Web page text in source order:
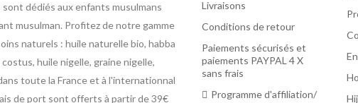
dédiés aux enfants musulmans
musulman. Profitez de notre gamme
naturels : huile naturelle bio, habba
huile nigelle, graine nigelle,
toute la France et à l'internationnal
de port sont offerts à partir de 39€
Livraisons
Conditions de retour
Paiements sécurisés et
paiements PAYPAL 4 X
sans frais
Programme d'affiliation/